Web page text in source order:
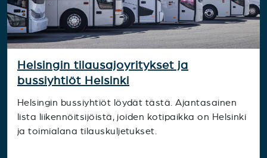
Helsingin tilausajoyritykset ja
bussiyhtiöt Helsinki
Helsingin bussiyhtiöt löydät tästä. Ajantasainen
lista liikennöitsijöistä, joiden kotipaikka on Helsinki
ja toimialana tilauskuljetukset.